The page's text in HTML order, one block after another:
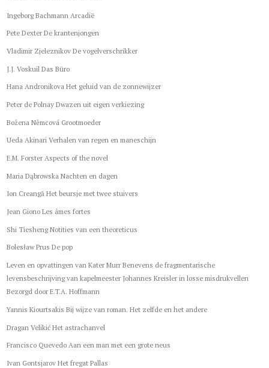
Ingeborg Bachmann Arcadië
Pete Dexter De krantenjongen
Vladimir Zjeleznikov De vogelverschrikker
J.J. Voskuil Das Büro
Hana Andronikova Het geluid van de zonnewijzer
Peter de Polnay Dwazen uit eigen verkiezing
Božena Němcová Grootmoeder
Ueda Akinari Verhalen van regen en maneschijn
E.M. Forster Aspects of the novel
Maria Dąbrowska Nachten en dagen
Ion Creangă Het beursje met twee stuivers
Jean Giono Les âmes fortes
Shi Tiesheng Notities van een theoreticus
Bolesław Prus De pop
Leven en opvattingen van Kater Murr Benevens de fragmentarische
levensbeschrijving van kapelmeester Johannes Kreisler in losse misdrukvellen
Bezorgd door E.T.A. Hoffmann
Yannis Kiourtsakis Bij wijze van roman. Het zelfde en het andere
Dragan Velikić Het astrachanvel
Francisco Quevedo Aan een man met een grote neus
Ivan Gontsjarov Het fregat Pallas